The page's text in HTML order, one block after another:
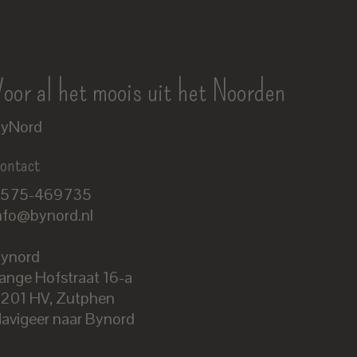
al het moois uit het Noorden
469735
Hofstraat 16-a
HV, Zutphen
naar Bynord